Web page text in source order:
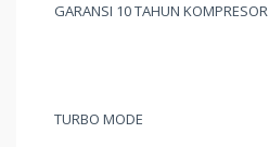
GARANSI 10 TAHUN KOMPRESOR
TURBO MODE